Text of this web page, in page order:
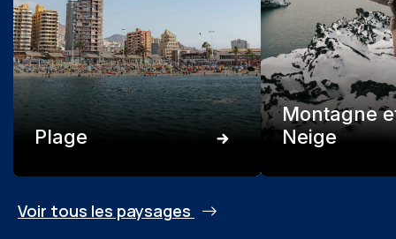
Plage
Montagne
Neige
Voir tous les paysages